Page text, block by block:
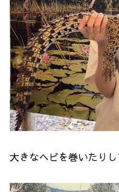
大きなヘビを巻いたりし